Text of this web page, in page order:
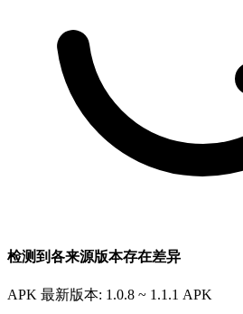
检测到各来源版本存在差异
APK 最新版本: 1.0.8 ~ 1.1.1 APK